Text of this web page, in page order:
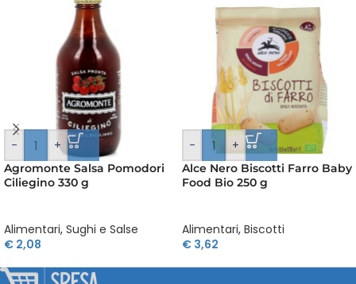
- +
Agromonte Salsa Pomodori
Ciliegino 330 g
Alimentari, Sughi e Salse
€ 2,08
- +
Alce Nero Biscotti Farro Baby
Food Bio 250 g
Alimentari, Biscotti
€ 3,62